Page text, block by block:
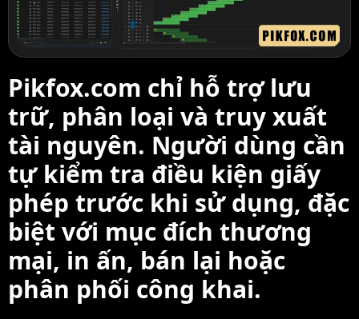
Pikfox.com chỉ hỗ trợ lưu
trữ, phân loại và truy xuất
tài nguyên. Người dùng cần
tự kiểm tra điều kiện giấy
phép trước khi sử dụng, đặc
biệt với mục đích thương
mại, in ấn, bán lại hoặc
phân phối công khai.